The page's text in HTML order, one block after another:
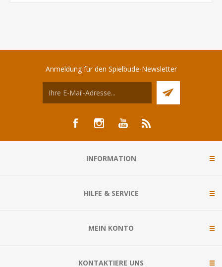
Anmeldung für den Spielbude-Newsletter
INFORMATION
HILFE & SERVICE
MEIN KONTO
KONTAKTIERE UNS